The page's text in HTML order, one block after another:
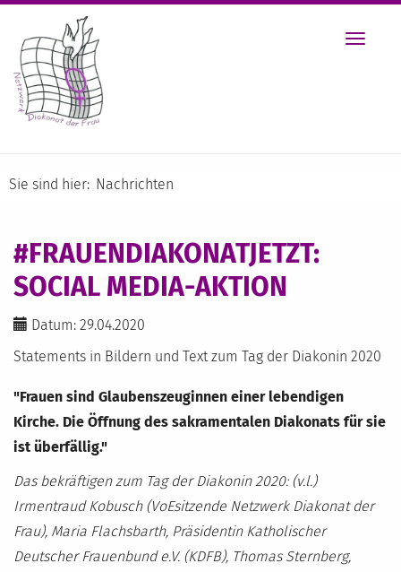
Toggle
Sie sind hier: Nachrichten
#FRAUENDIAKONATJETZT:
SOCIAL MEDIA-AKTION
Datum: 29.04.2020
Statements in Bildern und Text zum Tag der Diakonin 2020
"Frauen sind Glaubenszeuginnen einer lebendigen
Kirche. Die Öffnung des sakramentalen Diakonats für sie
ist überfällig."
Das bekräftigen zum Tag der Diakonin 2020: (v.l.)
Irmentraud Kobusch (VoEsitzende Netzwerk Diakonat der
Frau), Maria Flachsbarth, Präsidentin Katholischer
Deutscher Frauenbund e.V. (KDFB), Thomas Sternberg,